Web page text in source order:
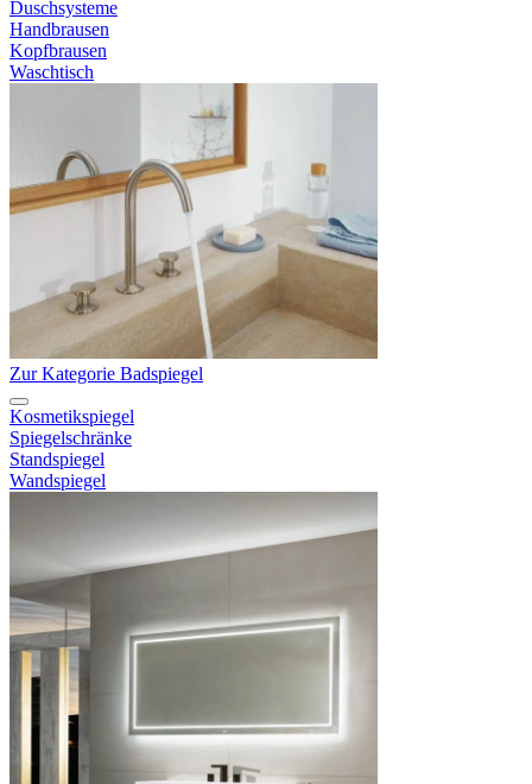
Duschsysteme
Handbrausen
Kopfbrausen
Waschtisch
Zur Kategorie Badspiegel
Kosmetikspiegel
Spiegelschränke
Standspiegel
Wandspiegel